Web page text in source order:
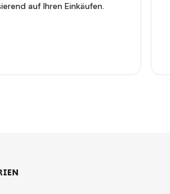
auf Ihren Einkäufen.